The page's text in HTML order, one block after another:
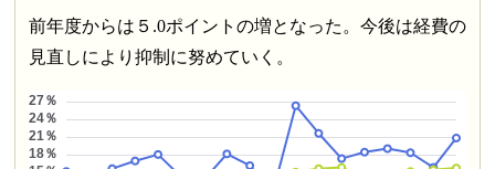
前年度からは５.0ポイントの増となった。今後は経費の
見直しにより抑制に努めていく。